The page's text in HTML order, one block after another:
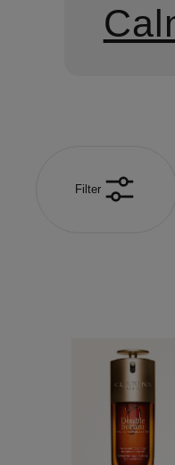
Filter